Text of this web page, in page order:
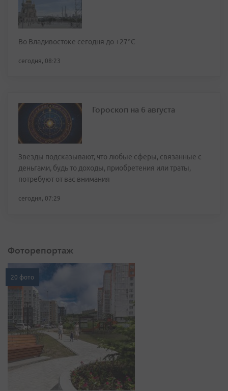
Во Владивостоке сегодня до +27°С
сегодня, 08:23
Гороскоп на 6 августа
Звезды подсказывают, что любые сферы, связанные с
деньгами, будь то доходы, приобретения или траты,
потребуют от вас внимания
сегодня, 07:29
Фоторепортаж
20 фото